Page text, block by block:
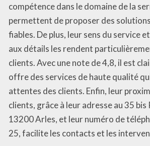
compétence dans le domaine de la
permettent de proposer des
fiables. De plus, leur sens du service
aux détails les rendent
clients. Avec une note de 4,8, il est
offre des services de haute qualité
attentes des clients. Enfin, leur
clients, grâce à leur adresse au 35 bis
13200 Arles, et leur numéro de
25, facilite les contacts et les